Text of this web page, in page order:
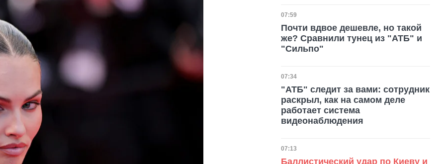
Дата публикации
07:59
Почти вдвое дешевле, но такой
же? Сравнили тунец из "АТБ" и
"Сильпо"
Дата публикации
07:34
"АТБ" следит за вами: сотрудник
раскрыл, как на самом деле
работает система
видеонаблюдения
Дата публикации
07:13
Баллистический удар по Киеву и